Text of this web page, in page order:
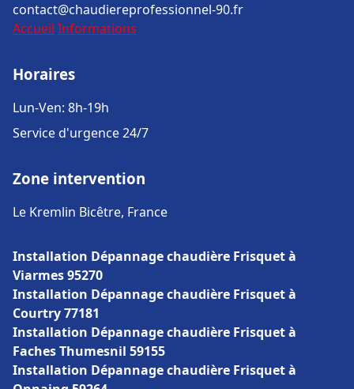
contact@chaudiereprofessionnel-90.fr
Accueil Informations
Horaires
Lun-Ven: 8h-19h
Service d'urgence 24/7
Zone intervention
Le Kremlin Bicêtre, France
Installation Dépannage chaudière Frisquet à
Viarmes 95270
Installation Dépannage chaudière Frisquet à
Courtry 77181
Installation Dépannage chaudière Frisquet à
Faches Thumesnil 59155
Installation Dépannage chaudière Frisquet à